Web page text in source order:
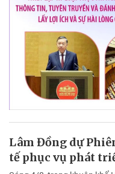
Lâm Đồng dự
tế phục vụ phát